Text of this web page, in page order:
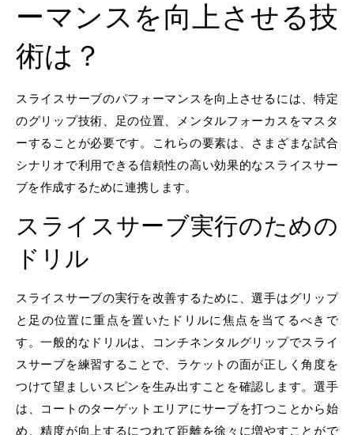
ーマンスを向上させる技
術は？
スライスサーブのパフォーマンスを向上させるには、特定
のグリップ技術、足の位置、メンタルフォーカスをマスタ
ーすることが必要です。これらの要素は、さまざまな試合
シナリオで利用できる信頼性の高い効果的なスライスサー
ブを作成するために連携します。
スライスサーブ実行のための
ドリル
スライスサーブの実行を改善するために、選手はグリップ
と足の位置に重点を置いたドリルに焦点を当てるべきで
す。一般的なドリルは、コンチネンタルグリップでスライ
スサーブを練習することで、ラケットの面が正しく角度を
つけて望ましいスピンを生み出すことを確認します。選手
は、コートのターゲットエリアにサーブを打つことから始
め、精度が向上するにつれて距離を徐々に増やすことがで